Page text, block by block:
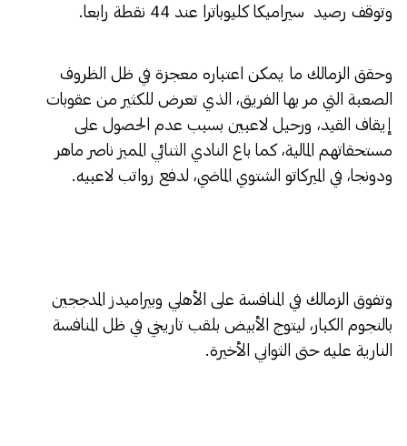
وتوقف رصيد سيراميكا كليوباترا عند 44 نقطة رابعا.
وحقق الزمالك ما يمكن اعتباره معجزة في ظل الظروف
الصعبة التي مر بها الفريق، الذي تعرض للكثير من عقوبات
إيقاف القيد، ورحيل لاعبين بسبب عدم الحصول على
مستحقاتهم المالية، كما باع النادي الثنائي المميز ناصر ماهر
ودونجا، في الميركاتو الشتوي الماضي، لدفع رواتب لاعبيه.
وتفوق الزمالك في المنافسة على الأهلي وبيراميدز المدججين
بالنجوم الكبار، ليتوج الأبيض بلقب تاريخي في ظل المنافسة
النارية عليه حتى الثواني الأخيرة.